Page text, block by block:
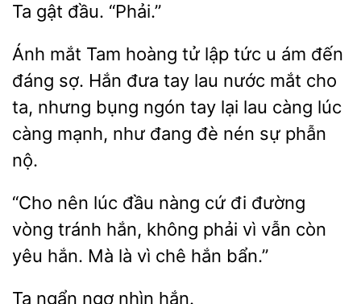
gật
Ánh mắt Tam hoàng tử lập tức u ám đến
đáng sợ. Hắn đưa tay lau nước mắt cho
nhưng
ngón tay lại lau càng lúc
càng mạnh, như đang đè nén sự
nộ.
nên lúc
nàng cứ đi
vòng tránh hắn, không phải vì vẫn còn
yêu hắn. Mà là vì chê hắn bẩn.”
nhìn hắn.